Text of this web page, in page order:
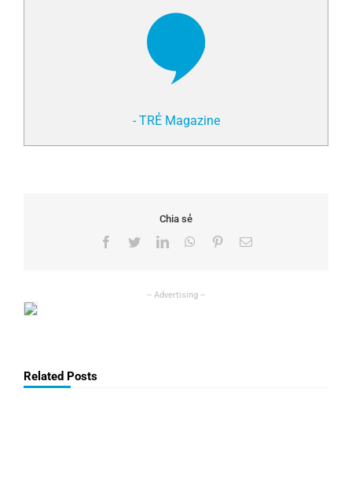
- TRẺ Magazine
Chia sẻ
Facebook
TwitterLinkedInWhatsApp
PinterestEmail
Related Posts